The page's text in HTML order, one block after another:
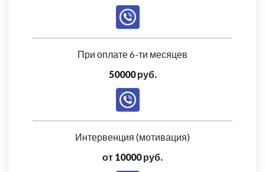
При оплате 6-ти месяцев
50000 руб.
Интервенция (мотивация)
от 10000 руб.